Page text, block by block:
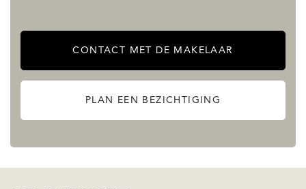
CONTACT MET DE MAKELAAR
PLAN EEN BEZICHTIGING